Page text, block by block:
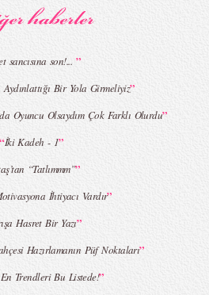
MBFWI - Burçe Bekrek 2015 Yaz Koleksiyonu
sancısına son!... ”
Bir Yola Girmeliyiz”
Oyuncu Olsaydım Çok Farklı Olurdu”
“İki Kadeh - 1”
“Tatlımmm””
İhtiyacı Vardır”
Hasret Bir Yazı”
Hazırlamanın Püf Noktaları”
Trendleri Bu Listede!”